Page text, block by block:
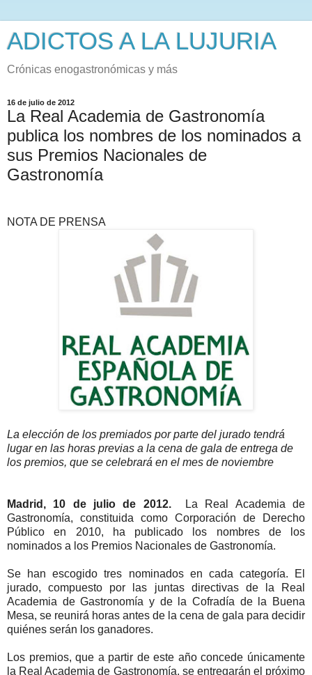
ADICTOS A LA LUJURIA
Crónicas enogastronómicas y más
16 de julio de 2012
La Real Academia de Gastronomía
publica los nombres de los nominados a
sus Premios Nacionales de
Gastronomía
NOTA DE PRENSA
La elección de los premiados por parte del jurado tendrá
lugar en las horas previas a la cena de gala de entrega de
los premios, que se celebrará en el mes de noviembre
Madrid, 10 de julio de 2012.La Real Academia de
Gastronomía, constituida como Corporación de Derecho
Público en 2010, ha publicado los nombres de los
nominados a los Premios Nacionales de Gastronomía.
Se han escogido tres nominados en cada categoría. El
jurado, compuesto por las juntas directivas de la Real
Academia de Gastronomía y de la Cofradía de la Buena
Mesa, se reunirá horas antes de la cena de gala para decidir
quiénes serán los ganadores.
Los premios, que a partir de este año concede únicamente
la Real Academia de Gastronomía, se entregarán el próximo